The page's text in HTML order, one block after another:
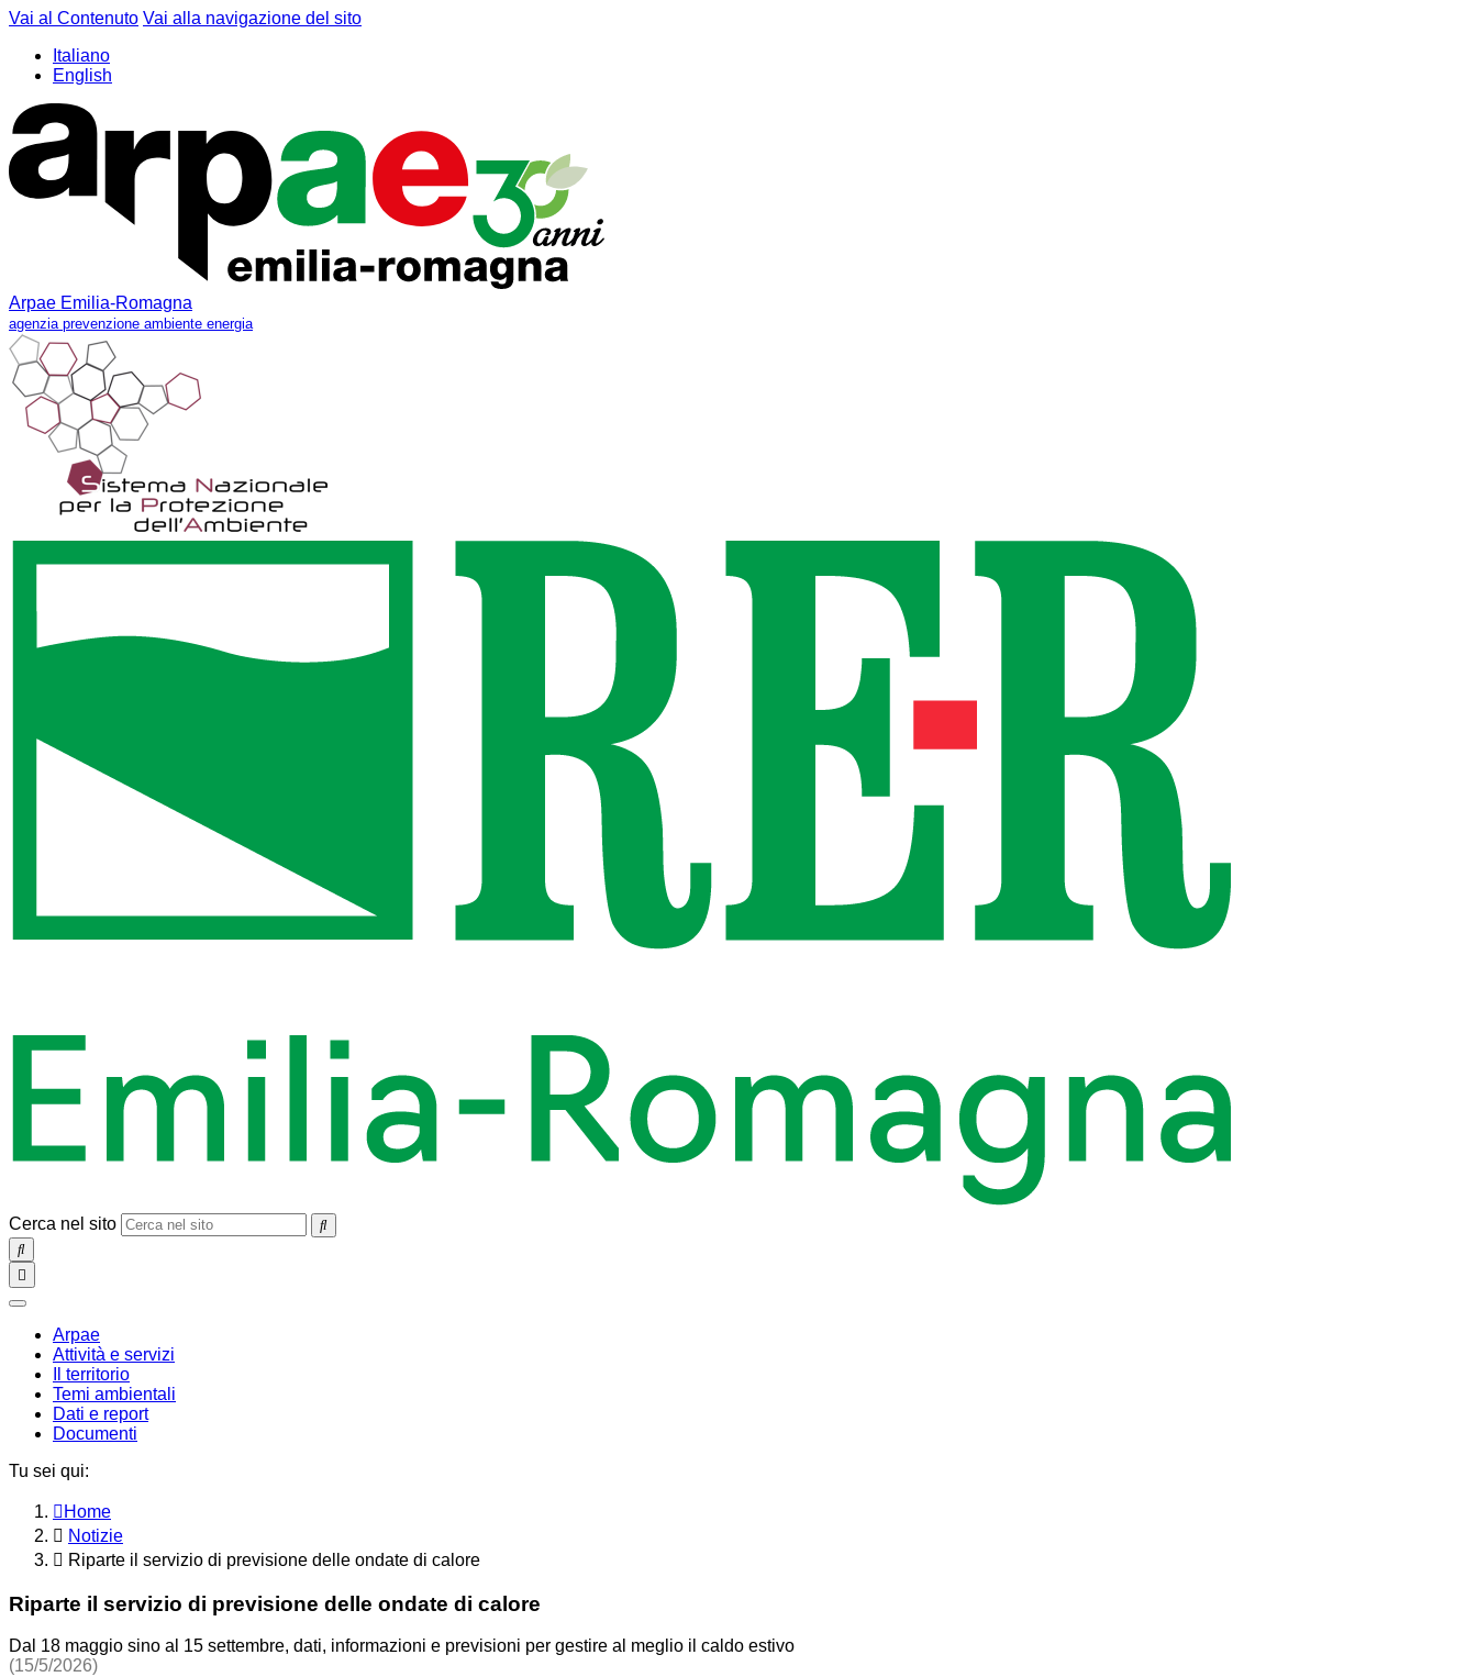
Vai al Contenuto Vai alla navigazione del sito
Italiano
English
Arpae Emilia-Romagna
agenzia prevenzione ambiente energia
Cerca nel sito
SEARCH
Toggle
navigation
chiudi
Arpae
Attività e servizi
Il territorio
Temi ambientali
Dati e report
Documenti
Tu sei qui:
Home
Notizie
Riparte il servizio di previsione delle ondate di calore
Riparte il servizio di previsione delle ondate di calore
Dal 18 maggio sino al 15 settembre, dati, informazioni e previsioni per gestire al meglio il caldo estivo
(15/5/2026)